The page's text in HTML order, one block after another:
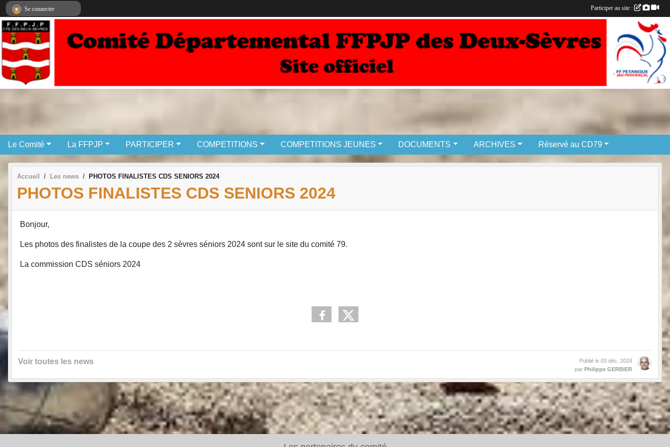
Le Comité La FFPJP PARTICIPER COMPETITIONS COMPETITIONS JEUNES DOCUMENTS ARCHIVES Réservé au CD79
Accueil Les news PHOTOS FINALISTES CDS SENIORS 2024
PHOTOS FINALISTES CDS SENIORS 2024
Bonjour,
Les photos des finalistes de la coupe des 2 sèvres séniors 2024 sont sur le site du comité 79.
La commission CDS séniors 2024
Voir toutes les news Publié le 03 déc. 2024
par Philippe GERBIER
Se connecter Participer au site :
Panneau de gestion des cookies